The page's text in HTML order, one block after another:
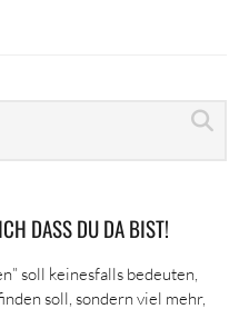
DASS DU DA BIST!
soll keinesfalls bedeuten,
soll, sondern viel mehr,